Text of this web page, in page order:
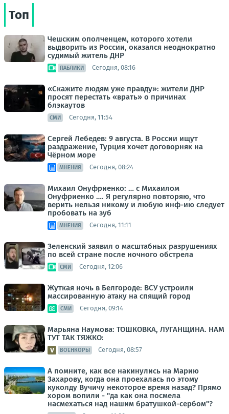
Топ
Чешским ополченцем, которого хотели
выдворить из России, оказался неоднократно
судимый житель ДНР
ПАБЛИКИ Сегодня, 08:16
«Скажите людям уже правду»: жители ДНР
просят перестать «врать» о причинах
блэкаутов
СМИ Сегодня, 11:54
Сергей Лебедев: 9 августа. В России ищут
раздражение, Турция хочет договорняк на
Чёрном море
МНЕНИЯ Сегодня, 08:24
Михаил Онуфриенко: … с Михаилом
Онуфриенко …. Я регулярно повторяю, что
верить нельзя никому и любую инф-ию следует
пробовать на зуб
МНЕНИЯ Сегодня, 11:11
Зеленский заявил о масштабных разрушениях
по всей стране после ночного обстрела
СМИ Сегодня, 12:06
Жуткая ночь в Белгороде: ВСУ устроили
массированную атаку на спящий город
СМИ Сегодня, 09:14
Марьяна Наумова: ТОШКОВКА, ЛУГАНЩИНА. НАМ
ТУТ ТАК ТЯЖКО:
ВОЕНКОРЫ Сегодня, 08:57
А помните, как все накинулись на Марию
Захарову, когда она проехалась по этому
куколду Вучичу некоторое время назад? Прямо
хором вопили - "да как она посмела
насмехаться над нашим братушкой-сербом"?